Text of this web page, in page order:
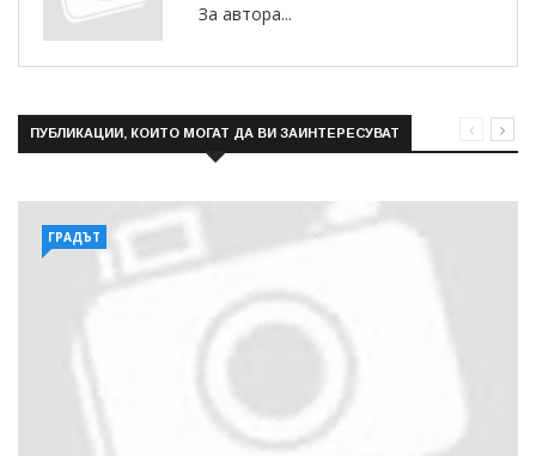
За автора...
ПУБЛИКАЦИИ, КОИТО МОГАТ ДА ВИ ЗАИНТЕРЕСУВАТ
ГРАДЪТ